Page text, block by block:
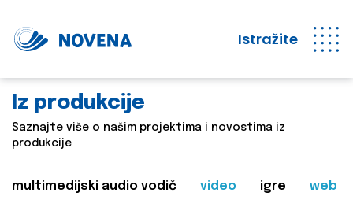
Istražite
Iz produkcije
Saznajte više o našim projektima i novostima iz
produkcije
multimedijski audio vodič video igre web